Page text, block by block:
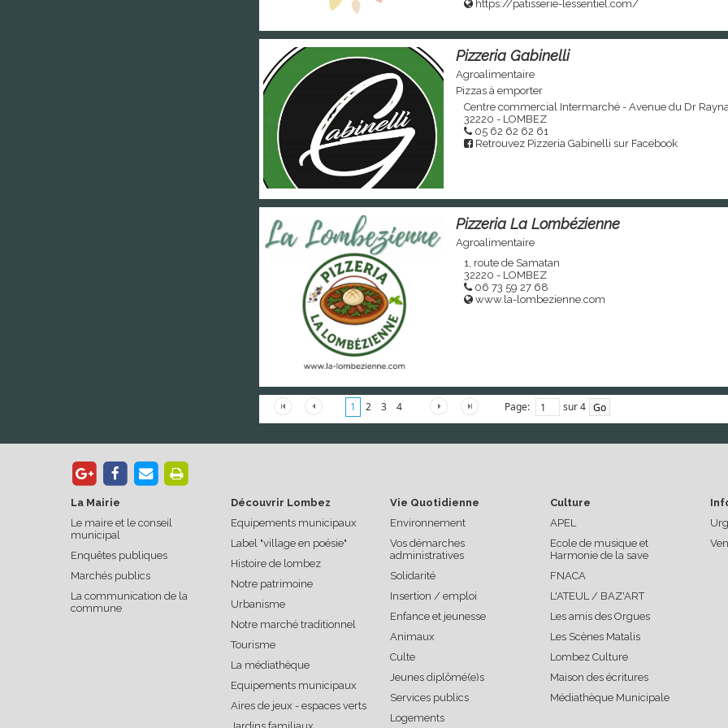
https://patisserie-lessentiel.com/
Pizzeria Gabinelli
Agroalimentaire
Pizzas à emporter
Centre commercial Intermarché - Avenue du Dr
32220 - LOMBEZ
05 62 62 62 61
Retrouvez Pizzeria Gabinelli sur Facebook
Pizzeria La Lombézienne
Agroalimentaire
1, route de Samatan
32220 - LOMBEZ
06 73 59 27 68
www.la-lombezienne.com
1 2 3 4 Page: sur 4
La Mairie
Le maire et le conseil
municipal
Enquêtes publiques
Marchés publics
La communication de la
commune
Découvrir Lombez
Equipements municipaux
Label "village en poésie"
Histoire de lombez
Notre patrimoine
Urbanisme
Notre marché traditionnel
Tourisme
La médiathèque
Equipements municipaux
Aires de jeux - espaces verts
Vie Quotidienne
Environnement
Vos démarches
administratives
Solidarité
Insertion / emploi
Enfance et jeunesse
Animaux
Culte
Jeunes diplômé(e)s
Services publics
Logements
Culture
APEL
Ecole de musique et
Harmonie de la save
FNACA
L'ATEUL / BAZ'ART
Les amis des Orgues
Les Scènes Matalis
Lombez Culture
Maison des écritures
Médiathèque Municipale